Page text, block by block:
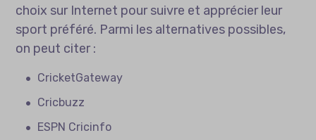
choix sur Internet pour suivre et apprécier leur
sport préféré. Parmi les alternatives possibles,
on peut citer :
CricketGateway
Cricbuzz
ESPN Cricinfo